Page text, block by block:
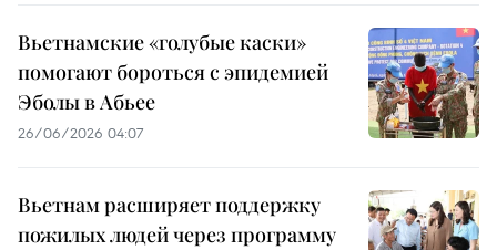
Вьетнамские «голубые каски»
помогают бороться с эпидемией
Эболы в Абьее
26/06/2026 04:07
Вьетнам расширяет поддержку
пожилых людей через программу